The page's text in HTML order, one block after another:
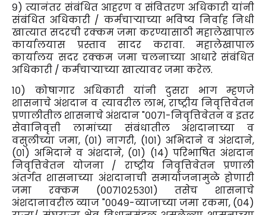
९) त्यानंतर संबंधित आहरण व संवितरण अधिकारी यांनी
संबंधित अधिकारी / कर्मचाऱ्याच्या भविष्य निर्वाह निधी
खात्यात सदरची रक्कम जमा करण्यासाठी महालेखापाल
कार्यालयास प्रस्ताव सादर करावा. महालेखापाल
कार्यालय सदर रक्कम जमा चलनाच्या आधारे संबंधित
अधिकारी / कर्मचाऱ्याच्या खात्यावर जमा करेल.
१०) कोषागार अधिकारी यांनी दुसरा भाग म्हणजे
शासनाचे अंशदान व त्यावरील लाभ, राष्ट्रीय निवृत्तिवेतन
प्रणालीतील शासनाचे अंशदान "००७१-निवृत्तिवेतन व इतर
सेवानिवृत्ती लामांच्या संबंधातील अंशदानाच्या व
वसुलीच्या जमा, (०१) नागरी, (१०१) अभिदाने व अंशदाने,
(०१) अभिदाने व अंशदाने, (०१) (१४) परिभाषित अंशदान
निवृत्तिवेतन योजना / राष्ट्रीय निवृत्तिवेतन प्रणाली
अंतर्गत शासनाच्या अंशदानाची समायोजनामुळे होणारी
जमा रक्कम (००७१०२५३०१) तसेच शासनाचे
अंशदानावरील व्याज "००४९-व्याजाच्या जमा रकमा, (०४)